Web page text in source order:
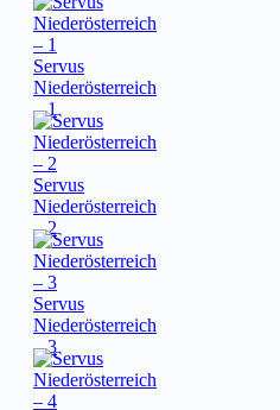
Servus
Niederösterreich
– 1
Servus
Niederösterreich
– 2
Servus
Niederösterreich
– 3